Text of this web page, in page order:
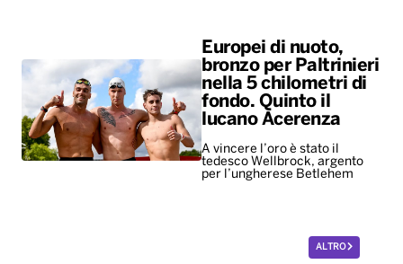
Europei di nuoto,
bronzo per Paltrinieri
nella 5 chilometri di
fondo. Quinto il
lucano Acerenza
A vincere l’oro è stato il
tedesco Wellbrock, argento
per l’ungherese Betlehem
ALTRO